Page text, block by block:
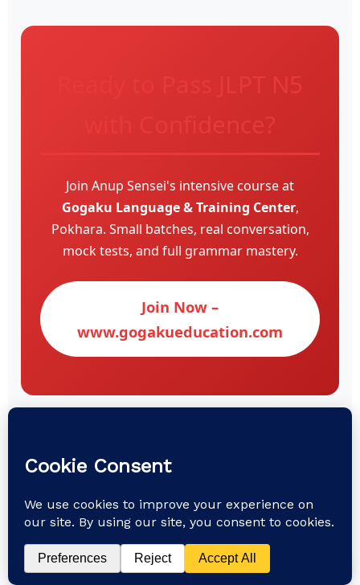
Ready to Pass JLPT N5
with Confidence?
Join Anup Sensei's intensive course at
Gogaku Language & Training Center,
Pokhara. Small batches, real conversation,
mock tests, and full grammar mastery.
Join Now –
www.gogakueducation.com
Pokhara, Nepal
Expert JLPT N5 Preparation with Anup Sensei •
www.gogakueducation.com
🎌 Free JLPT Mock Test